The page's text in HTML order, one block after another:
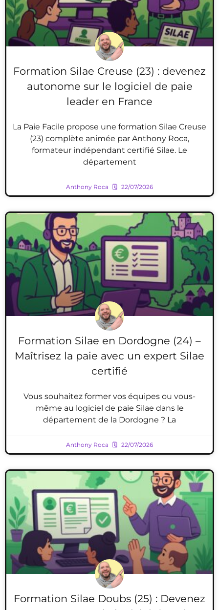
Formation Silae Creuse (23) : devenez
autonome sur le logiciel de paie
leader en France
La Paie Facile propose une formation Silae Creuse
(23) complète animée par Anthony Roca,
formateur indépendant certifié Silae. Le
département
Anthony Roca 22/07/2026
Formation Silae en Dordogne (24) –
Maîtrisez la paie avec un expert Silae
certifié
Vous souhaitez former vos équipes ou vous-
même au logiciel de paie Silae dans le
département de la Dordogne ? La
Anthony Roca 22/07/2026
Formation Silae Doubs (25) : Devenez